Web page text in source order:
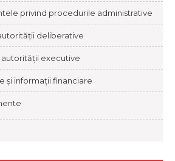
privind procedurile administrative
deliberative
executive
și informații financiare